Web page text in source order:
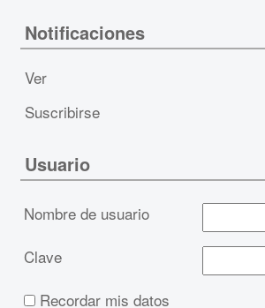
Notificaciones
Ver
Suscribirse
Usuario
Nombre de usuario
Clave
Recordar mis datos